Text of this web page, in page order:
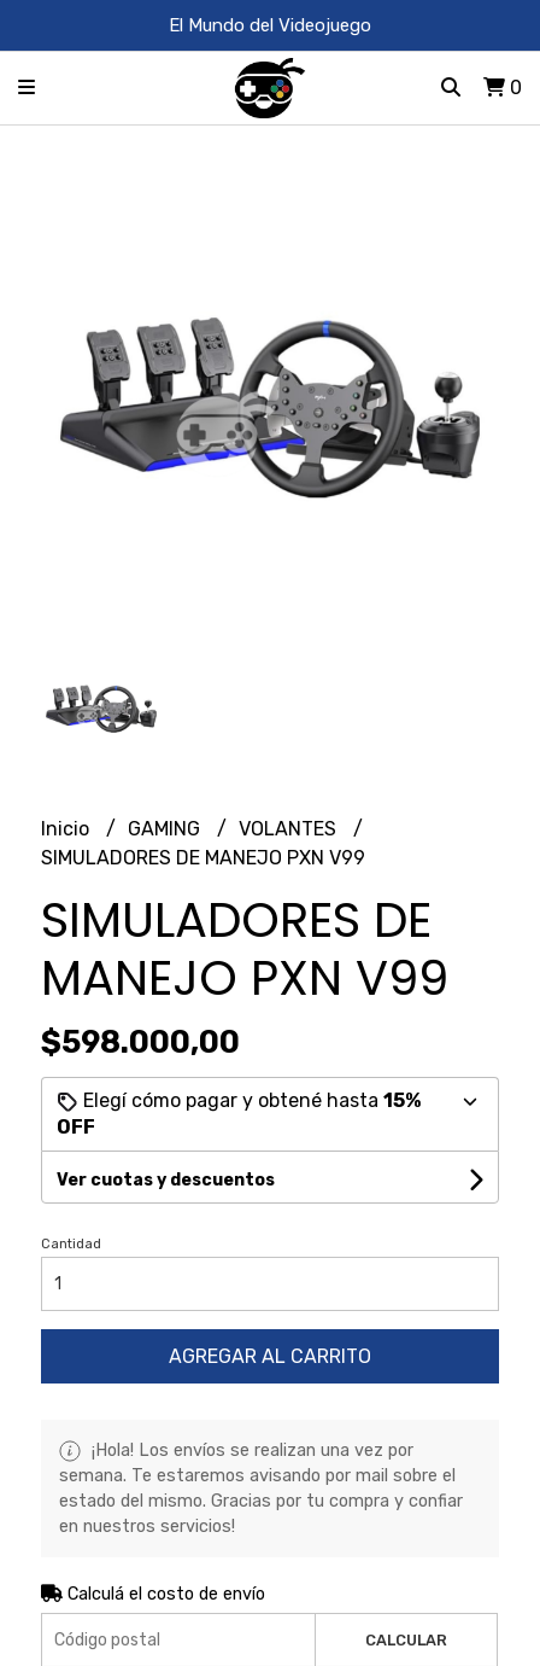
El Mundo del Videojuego
0
Inicio GAMING
VOLANTES
SIMULADORES DE MANEJO PXN V99
SIMULADORES DE
MANEJO PXN V99
$598.000,00
Elegí cómo pagar y obtené hasta 15%
OFF
Ver cuotas y descuentos
Cantidad
AGREGAR AL CARRITO
¡Hola! Los envíos se realizan una vez por
semana. Te estaremos avisando por mail sobre el
estado del mismo. Gracias por tu compra y confiar
en nuestros servicios!
Calculá el costo de envío
CALCULAR